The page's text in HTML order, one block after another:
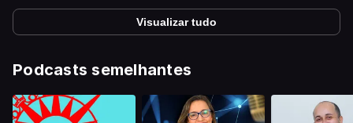
Visualizar tudo
Podcasts semelhantes